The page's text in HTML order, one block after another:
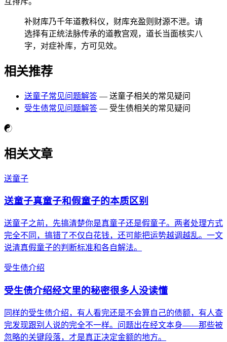
补财库乃千年道教科仪，财库充盈则财源不泄。请
选择有正统法脉传承的道教宫观，道长当面核实八
字，对症补库，方可见效。
相关推荐
送童子常见问题解答 — 送童子相关的常见疑问
受生债常见问题解答 — 受生债相关的常见疑问
☯
相关文章
送童子
送童子真童子和假童子的本质区别
送童子之前，先搞清楚你是真童子还是假童子。两者处理方式
完全不同，搞错了不仅白花钱，还可能把运势越调越乱。一文
说清真假童子的判断标准和各自解法。
受生债介绍
受生债介绍经文里的秘密很多人没读懂
同样的受生债介绍，有人看完还是不会算自己的债额，有人查
完发现跟别人说的完全不一样。问题出在经文本身——那些被
忽略的关键段落，才是真正决定金额的地方。